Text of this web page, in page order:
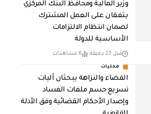
وزير المالية ومحافظ البنك المركزي
يتفقان على العمل المشترك
لضمان انتظام الالتزامات
الأساسية للدولة
قبل 23 دقيقة 6 مشاهدات
محليات
القضاء والنزاهة يبحثان آليات
تسريع حسم ملفات الفساد
وإصدار الأحكام القضائية وفق الأدلة